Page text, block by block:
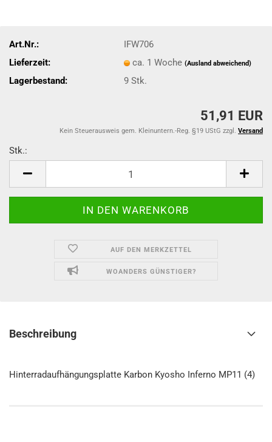
Art.Nr.:
IFW706
Lieferzeit:
ca. 1 Woche(Ausland abweichend)
Lagerbestand: 9Stk.
51,91 EUR
Kein Steuerausweis gem. Kleinuntern.-Reg. §19 UStG zzgl. Versand
Stk.:
AUF DEN MERKZETTEL
WOANDERS GÜNSTIGER?
Beschreibung
Hinterradaufhängungsplatte Karbon Kyosho Inferno MP11 (4)